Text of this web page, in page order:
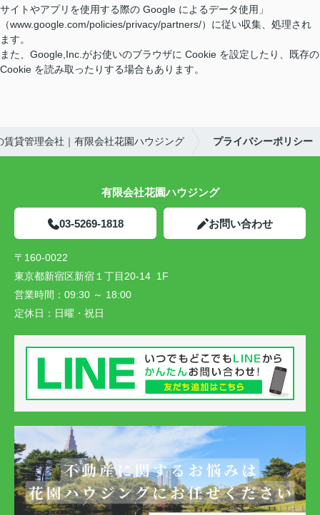
サイトやアプリを使用する際の Google によるデータ使用」
（www.google.com/policies/privacy/partners/）に従い収集、処理され
ます。
また、Google,Inc.がお使いのブラウザに Cookie を設定したり、既存の
Cookie を読み取ったりする場合もあります。
貸管理会社｜有限会社花園ハウジング プライバシーポリシー
有限会社花園ハウジング
03-5269-1818 お問い合わせ
〒160-0022
東京都新宿区新宿１丁目20-14 1F
営業時間： 09:30 ～ 18:00
定休日： 日曜・祝日